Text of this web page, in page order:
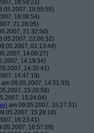
18:59:22)
18:59:55)
19:08:54)
21:28:05)
21:32:50)
22:06:32)
01:13:44)
14:00:27)
14:19:34)
14:35:41)
14:47:19)
am 09.05.2007, 14:51:33)
15:20:58)
15:24:04)
am 09.05.2007, 15:27:31)
15:28:18)
16:23:41)
16:57:59)